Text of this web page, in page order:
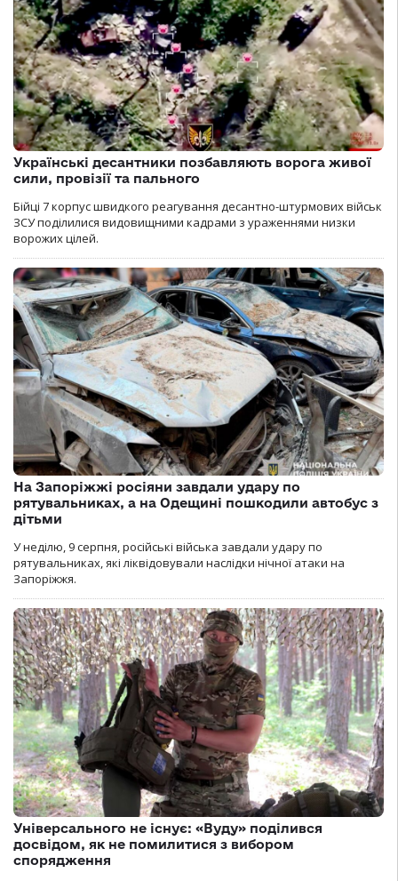
Українські десантники позбавляють ворога живої
сили, провізії та пального
Бійці 7 корпус швидкого реагування десантно-штурмових військ
ЗСУ поділилися видовищними кадрами з ураженнями низки
ворожих цілей.
На Запоріжжі росіяни завдали удару по
рятувальниках, а на Одещині пошкодили автобус з
дітьми
У неділю, 9 серпня, російські війська завдали удару по
рятувальниках, які ліквідовували наслідки нічної атаки на
Запоріжжя.
Універсального не існує: «Вуду» поділився
досвідом, як не помилитися з вибором
спорядження